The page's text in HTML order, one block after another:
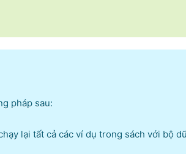
pháp sau:
lại tất cả các ví dụ trong sách với bộ